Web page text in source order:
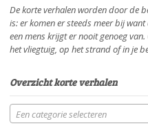
De korte verhalen worden door de
is: er komen er steeds meer bij
een mens krijgt er nooit genoeg
het vliegtuig, op het strand of in je
Overzicht korte verhalen
Een categorie selecteren